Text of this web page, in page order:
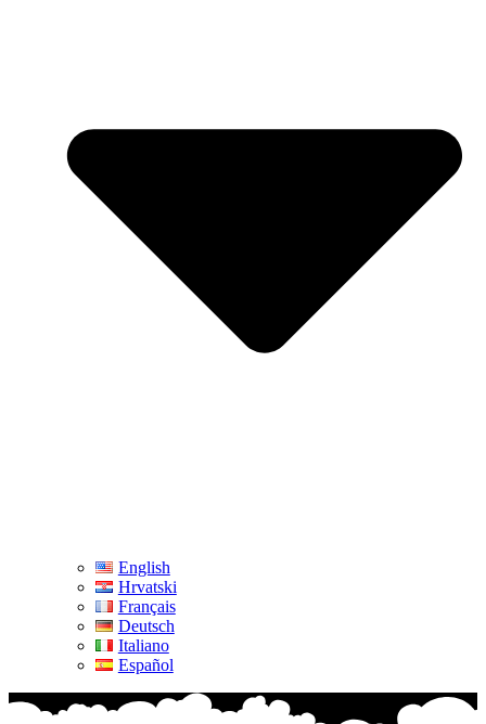
English
Hrvatski
Français
Deutsch
Italiano
Español